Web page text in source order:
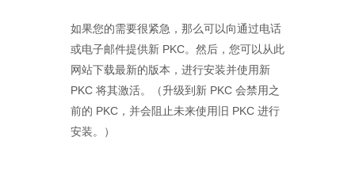
如果您的需要很紧急，那么可以向通过电话
或电子邮件提供新 PKC。然后，您可以从此
网站下载最新的版本，进行安装并使用新
PKC 将其激活。（升级到新 PKC 会禁用之
前的 PKC，并会阻止未来使用旧 PKC 进行
安装。）